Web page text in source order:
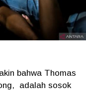
bahwa Thomas
adalah sosok